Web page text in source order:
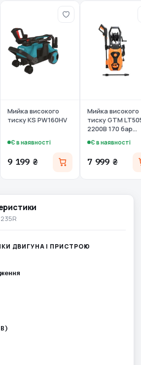
Мийка високого
тиску KS PW160HV
Є в наявності
9 199 ₴
Мийка високого
тиску GTM
2200B 170 бар
Є в наявності
7 999 ₴
ДВИГУНА І ПРИСТРОЮ